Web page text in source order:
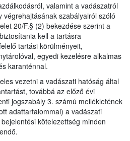
valamint a vadászatról
végrehajtásának szabályairól szóló
20/F.§ (2) bekezdése szerint a
kell a tartásra
tartási körülményeit,
egyedi kezelésre alkalmas
karanténnal.
vezetni a vadászati hatóság által
továbbá az előző évi
jogszabály 3. számú mellékletének
adattartalommal) a vadászati
kötelezettség minden